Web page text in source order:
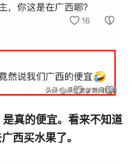
真的便宜。看来不知道
西买水果了。